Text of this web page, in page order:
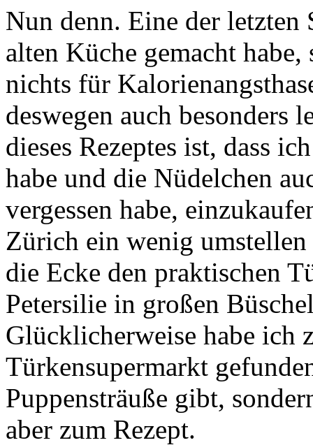
Nun denn. Eine der letzten
alten Küche gemacht
nichts für
deswegen auch besonders
dieses Rezeptes ist, dass
habe und die Nüdelchen
vergessen habe,
Zürich ein wenig
die Ecke den praktischen
Petersilie in großen
Glücklicherweise habe ich
Türkensupermarkt
Puppensträuße gibt,
aber zum Rezept.